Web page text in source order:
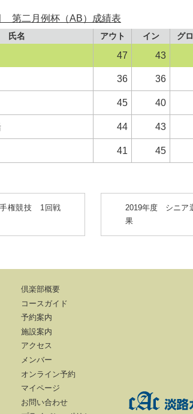
第二月例杯（AB）成績表
氏名 アウト イン グ
47 43
36 36
45 40
44 43
41 45
権競技 1回戦
2019年度 シニ
果
倶楽部概要
コースガイド
予約案内
施設案内
アクセス
メンバー
オンライン予約
マイページ
お問い合わせ